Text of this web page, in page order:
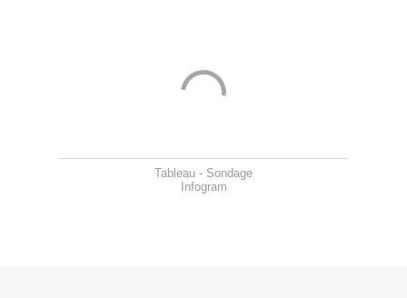
Tableau - Sondage
Infogram